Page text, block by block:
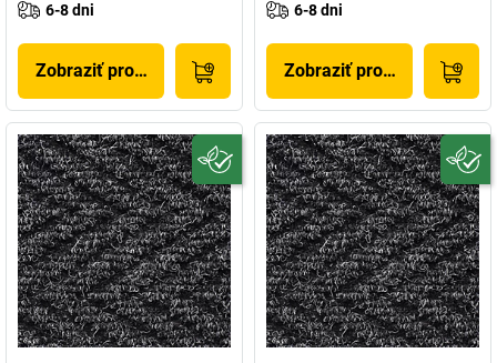
6-8 dni
Zobraziť produkt
6-8 dni
Zobraziť produkt